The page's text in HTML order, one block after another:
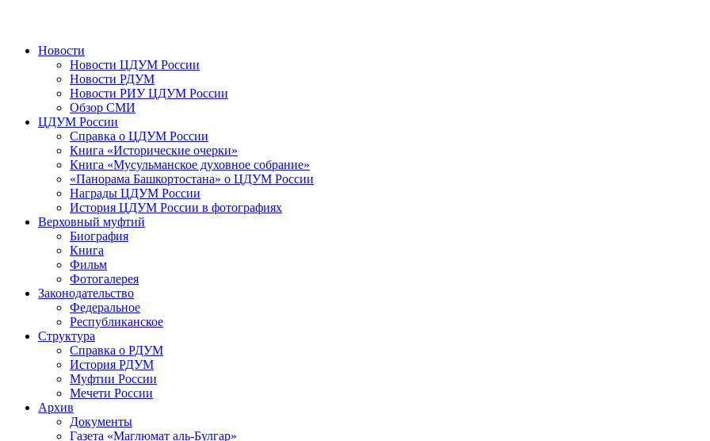
Новости
Новости ЦДУМ России
Новости РДУМ
Новости РИУ ЦДУМ России
Обзор СМИ
ЦДУМ России
Справка о ЦДУМ России
Книга «Исторические очерки»
Книга «Мусульманское духовное собрание»
«Панорама Башкортостана» о ЦДУМ России
Награды ЦДУМ России
История ЦДУМ России в фотографиях
Верховный муфтий
Биография
Книга
Фильм
Фотогалерея
Законодательство
Федеральное
Республиканское
Структура
Справка о РДУМ
История РДУМ
Муфтии России
Мечети России
Архив
Документы
Газета «Маглюмат аль-Булгар»